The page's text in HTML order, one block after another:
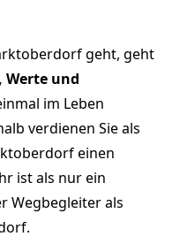
geht, geht
Werte und
im Leben
verdienen Sie als
einen
ist als nur ein
Wegbegleiter als